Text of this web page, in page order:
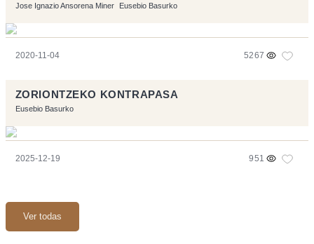
Jose Ignazio Ansorena Miner Eusebio Basurko
2020-11-04 5267
ZORIONTZEKO KONTRAPASA
Eusebio Basurko
2025-12-19 951
Ver todas